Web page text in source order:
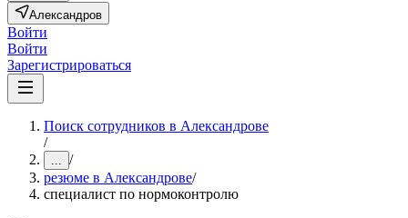
Александров
Войти
Войти
Зарегистрироваться
Поиск сотрудников в Александрове
/
... /
резюме в Александрове/
специалист по нормоконтролю